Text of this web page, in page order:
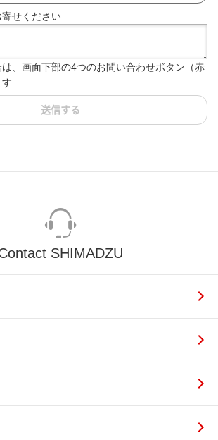
せください
、画面下部の4つのお問い合わせボタン（赤
送信する
SHIMADZU